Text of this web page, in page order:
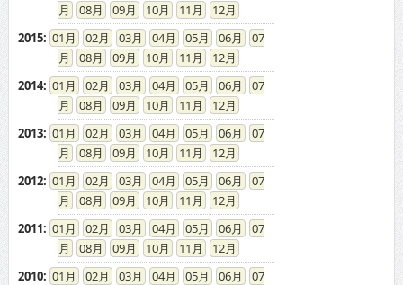
08
09 10 11
12
2015: 01 02 03 04 05 06
07
08
09 10 11
12
2014: 01 02 03 04 05 06
07
08
09 10 11
12
2013: 01 02 03 04 05 06
07
08
09 10 11
12
2012: 01 02 03 04 05 06
07
08
09 10 11
12
2011: 01 02 03 04 05 06
07
08
09 10 11
12
2010: 01 02 03 04 05 06
07